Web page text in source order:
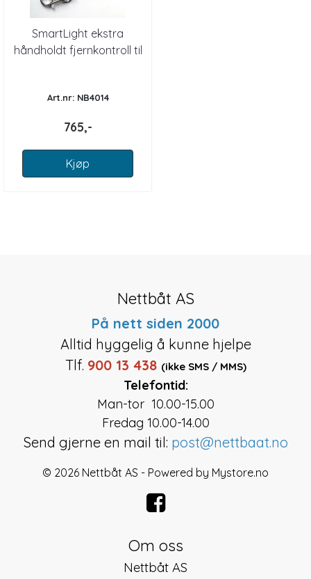
SmartLight ekstra
håndholdt fjernkontroll til
Art.nr: NB4014
765,-
Kjøp
Nettbåt AS
På nett siden 2000
Alltid hyggelig å kunne hjelpe
Tlf. 900 13 438 (ikke SMS / MMS)
Telefontid:
Man-tor 10.00-15.00
Fredag 10.00-14.00
Send gjerne en mail til: post@nettbaat.no
© 2026 Nettbåt AS - Powered by Mystore.no
Om oss
Nettbåt AS